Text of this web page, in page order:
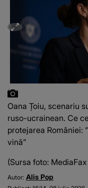
Oana Țoiu, scenariu
ruso-ucrainean. Ce
protejarea României:
vină”
(Sursa foto: MediaFax
Autor: Alis Pop